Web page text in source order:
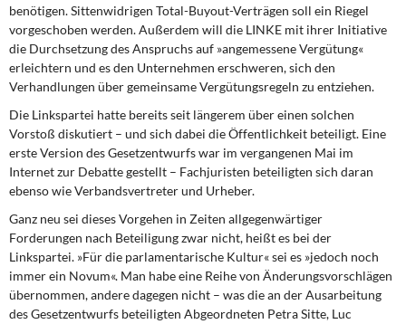
benötigen. Sittenwidrigen Total-Buyout-Verträgen soll ein Riegel
vorgeschoben werden. Außerdem will die LINKE mit ihrer Initiative
die Durchsetzung des Anspruchs auf »angemessene Vergütung«
erleichtern und es den Unternehmen erschweren, sich den
Verhandlungen über gemeinsame Vergütungsregeln zu entziehen.
Die Linkspartei hatte bereits seit längerem über einen solchen
Vorstoß diskutiert – und sich dabei die Öffentlichkeit beteiligt. Eine
erste Version des Gesetzentwurfs war im vergangenen Mai im
Internet zur Debatte gestellt – Fachjuristen beteiligten sich daran
ebenso wie Verbandsvertreter und Urheber.
Ganz neu sei dieses Vorgehen in Zeiten allgegenwärtiger
Forderungen nach Beteiligung zwar nicht, heißt es bei der
Linkspartei. »Für die parlamentarische Kultur« sei es »jedoch noch
immer ein Novum«. Man habe eine Reihe von Änderungsvorschlägen
übernommen, andere dagegen nicht – was die an der Ausarbeitung
des Gesetzentwurfs beteiligten Abgeordneten Petra Sitte, Luc